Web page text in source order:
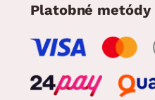
Platobné metódy